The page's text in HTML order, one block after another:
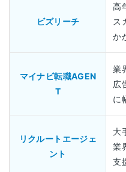
ビズリーチ
高
ス
か
マイナビ転職AGEN
T
業
広
に
リクルートエージェ
ント
大
業
支